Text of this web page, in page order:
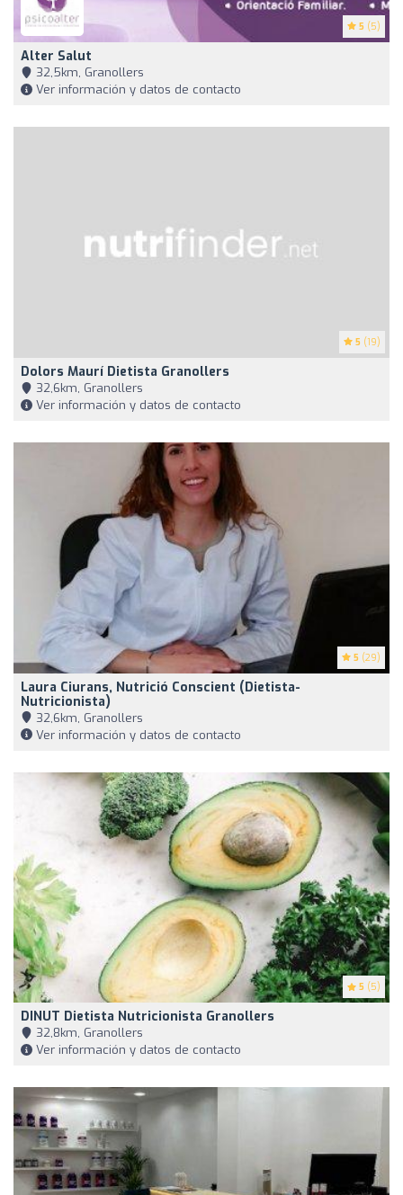
5 (5)
Alter Salut
32,5km, Granollers
Ver información y datos de contacto
5 (19)
Dolors Maurí Dietista Granollers
32,6km, Granollers
Ver información y datos de contacto
5 (29)
Laura Ciurans, Nutrició Conscient (Dietista-
Nutricionista)
32,6km, Granollers
Ver información y datos de contacto
5 (5)
DINUT Dietista Nutricionista Granollers
32,8km, Granollers
Ver información y datos de contacto